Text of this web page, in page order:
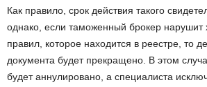
Как правило, срок действия такого
однако, если таможенный брокер нарушит
правил, которое находится в реестре, то
документа будет прекращено. В этом
будет аннулировано, а специалиста